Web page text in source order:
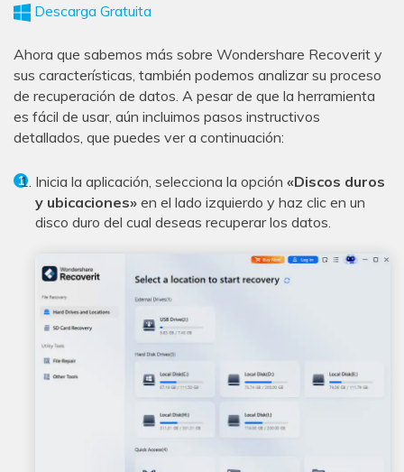
Descarga Gratuita
Ahora que sabemos más sobre Wondershare Recoverit y
sus características, también podemos analizar su proceso
de recuperación de datos. A pesar de que la herramienta
es fácil de usar, aún incluimos pasos instructivos
detallados, que puedes ver a continuación:
Inicia la aplicación, selecciona la opción «Discos duros
y ubicaciones» en el lado izquierdo y haz clic en un
disco duro del cual deseas recuperar los datos.